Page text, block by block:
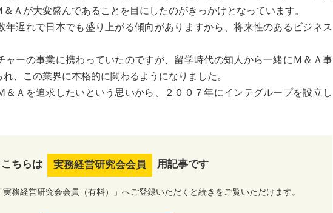
Ａが大変盛んであることを目にしたのがきっかけとなっています。
年遅れで日本でも盛り上がる傾向がありますから、将来性のあるビジネス
ャーの事業に携わっていたのですが、留学時代の知人から一緒にＭ＆Ａ事
、この業界に本格的に関わるようになりました。
＆Ａを追求したいという思いから、２００７年にインテグループを設立し
こちらは 実務経営研究会会員 用記事です
務経営研究会会員（有料）」へご登録いただくと続きをご覧いただけます。